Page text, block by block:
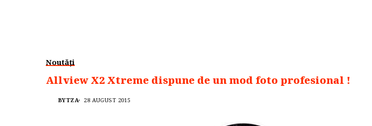
Noutăți
Allview X2 Xtreme dispune de un mod foto profesional !
BYTZA 28 AUGUST 2015